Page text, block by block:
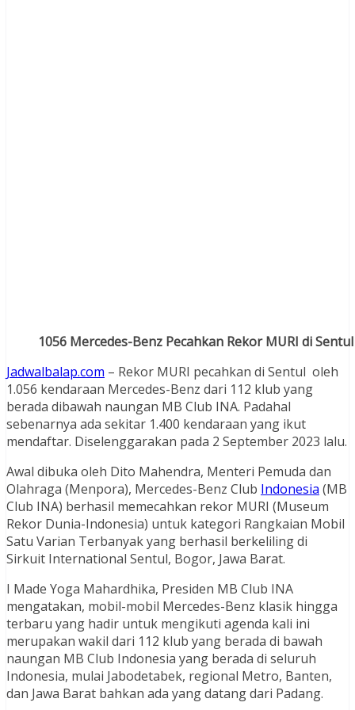
1056 Mercedes-Benz Pecahkan Rekor MURI di Sentul
Jadwalbalap.com – Rekor MURI pecahkan di Sentul oleh
1.056 kendaraan Mercedes-Benz dari 112 klub yang
berada dibawah naungan MB Club INA. Padahal
sebenarnya ada sekitar 1.400 kendaraan yang ikut
mendaftar. Diselenggarakan pada 2 September 2023 lalu.
Awal dibuka oleh Dito Mahendra, Menteri Pemuda dan
Olahraga (Menpora), Mercedes-Benz Club Indonesia (MB
Club INA) berhasil memecahkan rekor MURI (Museum
Rekor Dunia-Indonesia) untuk kategori Rangkaian Mobil
Satu Varian Terbanyak yang berhasil berkeliling di
Sirkuit International Sentul, Bogor, Jawa Barat.
I Made Yoga Mahardhika, Presiden MB Club INA
mengatakan, mobil-mobil Mercedes-Benz klasik hingga
terbaru yang hadir untuk mengikuti agenda kali ini
merupakan wakil dari 112 klub yang berada di bawah
naungan MB Club Indonesia yang berada di seluruh
Indonesia, mulai Jabodetabek, regional Metro, Banten,
dan Jawa Barat bahkan ada yang datang dari Padang.